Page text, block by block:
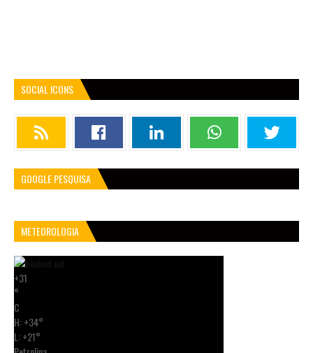
SOCIAL ICONS
GOOGLE PESQUISA
METEOROLOGIA
+31
°
C
H:+34°
L:+21°